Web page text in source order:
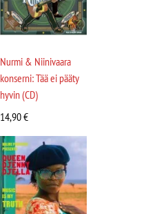
Nurmi & Niinivaara
konserni: Tää ei pääty
hyvin (CD)
14,90€